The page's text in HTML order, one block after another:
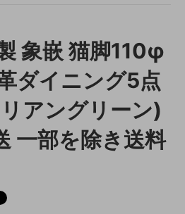
象嵌 猫脚110φ
ダイニング5点
アングリーン)
一部を除き送料